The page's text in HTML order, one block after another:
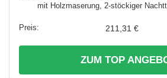
mit Holzmaserung, 2-stöckiger
211,31 €
ZUM TOP